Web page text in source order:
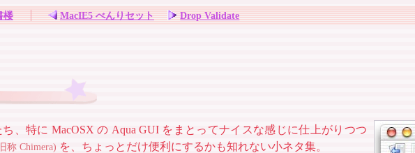
楼 MacIE5 べんりセット Drop Validate
、特に MacOSX の Aqua GUI をまとってナイスな感じに仕上がりつつ
称 Chimera) を、ちょっとだけ便利にするかも知れない小ネタ集。